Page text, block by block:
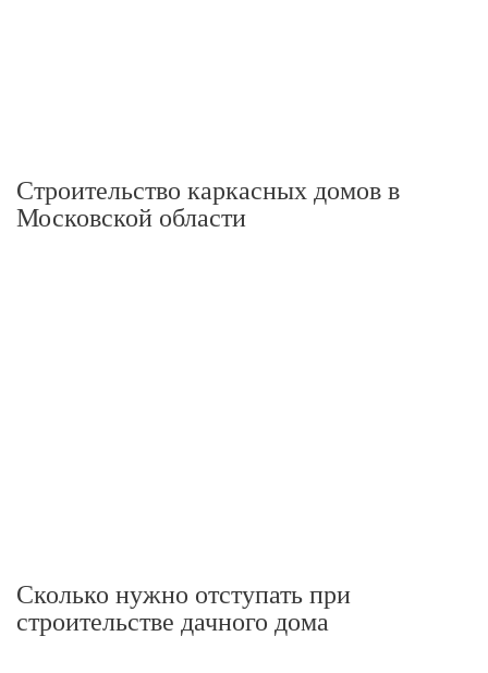
Строительство каркасных домов в
Московской области
Сколько нужно отступать при
строительстве дачного дома